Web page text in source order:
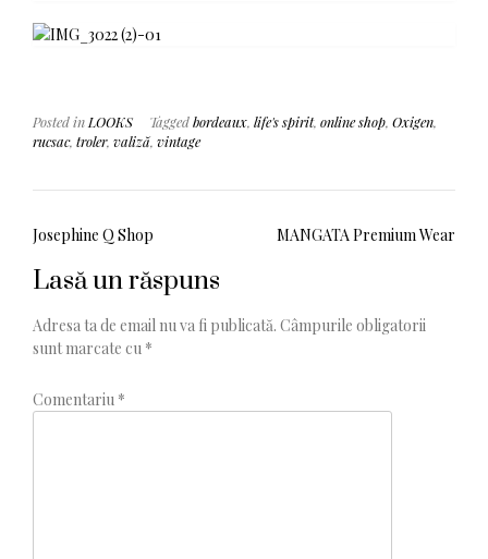
Posted in LOOKS Taggedbordeaux, life's spirit, online shop, Oxigen,
rucsac, troler, valiză, vintage
Navigare
în
articole
Josephine Q Shop MANGATA Premium Wear
Lasă un răspuns
Adresa ta de email nu va fi publicată. Câmpurile obligatorii
sunt marcate cu *
Comentariu *